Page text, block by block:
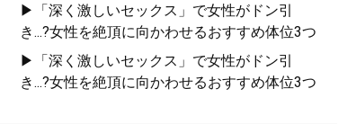
▶「深く激しいセックス」で女性がドン引
き...?女性を絶頂に向かわせるおすすめ体位3つ
▶「深く激しいセックス」で女性がドン引
き...?女性を絶頂に向かわせるおすすめ体位3つ